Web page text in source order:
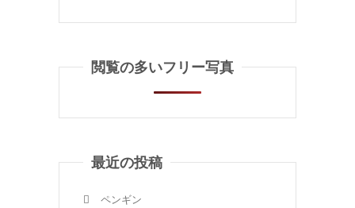
閲覧の多いフリー写真
最近の投稿
ペンギン